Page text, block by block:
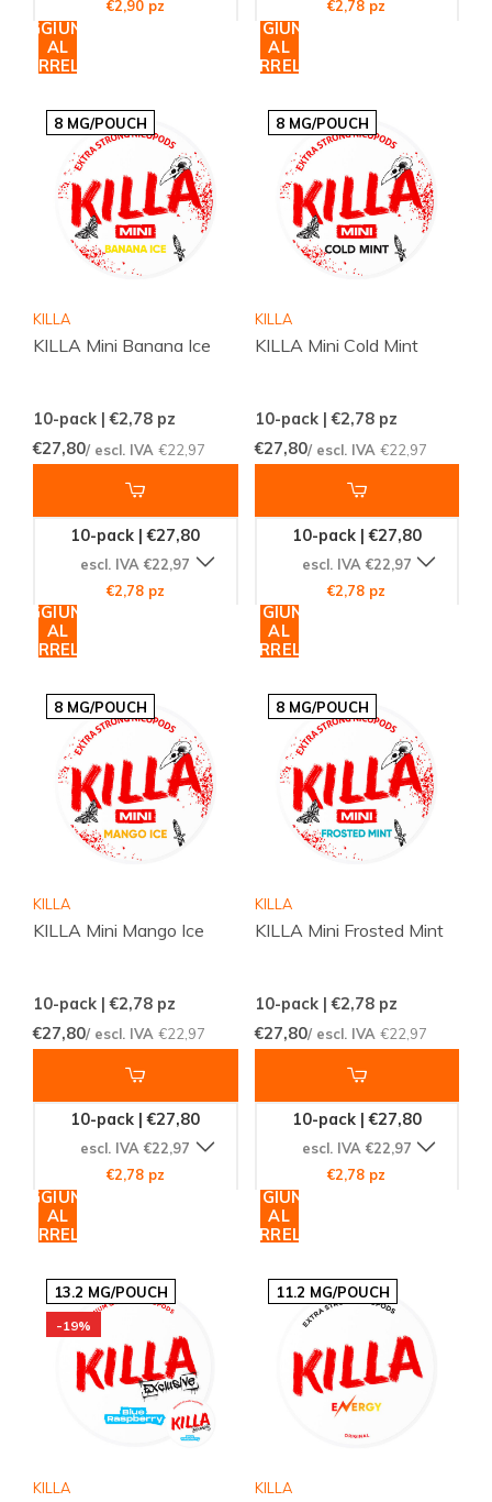
€2,90 pz
AGGIUNGI
AL
CARRELLO
€2,78 pz
AGGIUNGI
AL
CARRELLO
8 MG/POUCH
KILLA
KILLA Mini Banana Ice
10-pack | €2,78 pz
€27,80/ escl. IVA €22,97
10-pack | €27,80
escl. IVA €22,97
€2,78 pz
AGGIUNGI
AL
CARRELLO
8 MG/POUCH
KILLA
KILLA Mini Cold Mint
10-pack | €2,78pz
€27,80/ escl. IVA €22,97
10-pack | €27,80
escl. IVA €22,97
€2,78 pz
AGGIUNGI
AL
CARRELLO
8 MG/POUCH
KILLA
KILLA Mini Mango Ice
10-pack | €2,78 pz
€27,80/ escl. IVA €22,97
10-pack | €27,80
escl. IVA €22,97
€2,78 pz
AGGIUNGI
AL
CARRELLO
8 MG/POUCH
KILLA
KILLA Mini Frosted Mint
10-pack | €2,78pz
€27,80/ escl. IVA €22,97
10-pack | €27,80
escl. IVA €22,97
€2,78 pz
AGGIUNGI
AL
CARRELLO
13.2 MG/POUCH
-19%
KILLA
11.2 MG/POUCH
KILLA